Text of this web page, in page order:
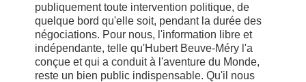
publiquement toute intervention politique, de
quelque bord qu'elle soit, pendant la durée des
négociations. Pour nous, l'information libre et
indépendante, telle qu'Hubert Beuve-Méry l'a
conçue et qui a conduit à l'aventure du Monde,
reste un bien public indispensable. Qu'il nous